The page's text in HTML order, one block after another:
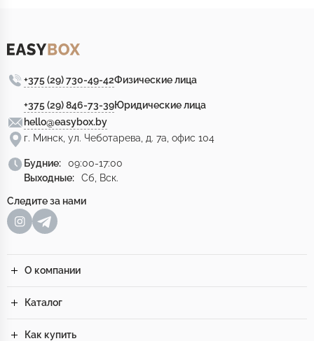
+375 (29) 730-49-42Физические лица
+375 (29) 846-73-39Юридические лица
hello@easybox.by
г. Минск, ул. Чеботарева, д. 7а, офис 104
Будние:
09:00-17:00
Выходные:
Сб, Вск.
Следите за нами
О компании
Каталог
Как купить